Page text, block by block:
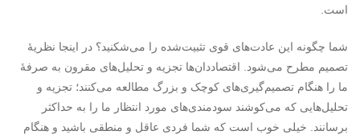
است.
شما چگونه این عادت‌های قوی تثبیت‌شده را می‌شکنید؟ در اینجا نظریۀ
تصمیم مطرح می‌شود. اقتصاددان‌ها تجزیه و تحلیل‌های مقرون به صرفۀ
ما را هنگام تصمیم‌گیری‌های کوچک و بزرگ مطالعه می‌کنند؛ تجزیه و
تحلیل‌هایی که می‌کوشند سودمندی‌های مورد انتظار ما را به حداکثر
برسانند. خیلی خوب است که شما فردی عاقل و منطقی باشید و هنگام